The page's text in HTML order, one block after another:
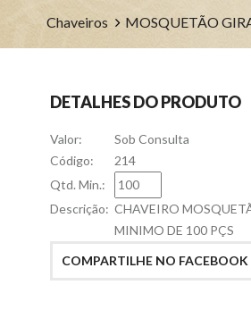
Chaveiros MOSQUETÃO
DETALHES DO PRODUTO
Valor:
Sob Consulta
Código:
214
Qtd. Min.:
Descrição: CHAVEIRO
MINIMO DE 100 PÇS
COMPARTILHE NO FACEBOOK